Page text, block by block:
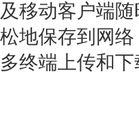
及移动客户端
松地保存到网
多终端上传和